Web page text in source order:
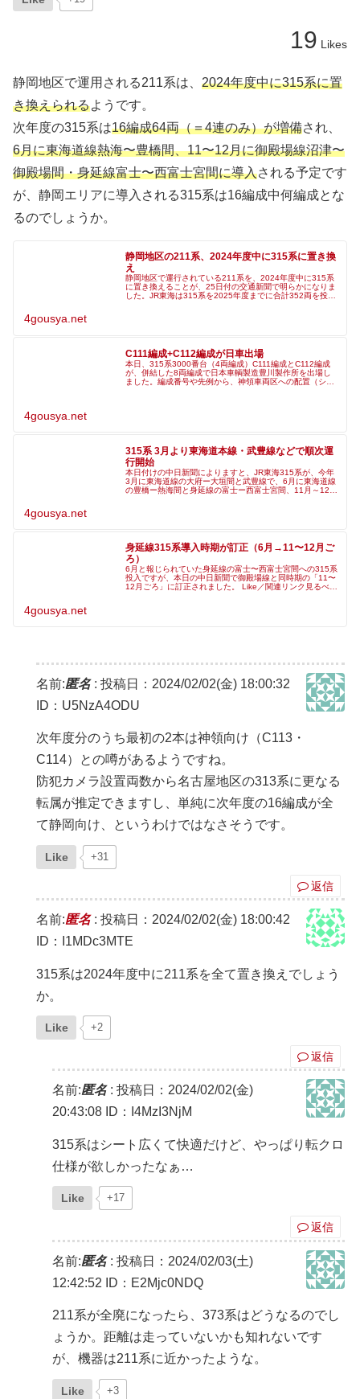
19 Likes
静岡地区で運用される211系は、 2024年度中に315系に置
き換えられるようです。
次年度の315系は16編成64両（＝4連のみ）が増備され、
6月に東海道線熱海〜豊橋間、11〜12月に御殿場線沼津〜
御殿場間・身延線富士〜西富士宮間に導入される予定です
が、静岡エリアに導入される315系は16編成中何編成とな
るのでしょうか。
静岡地区の211系、2024年度中に315系に置き換
え
静岡地区で運行されている211系を、2024年度中に315系
に置き換えることが、25日付の交通新聞で明らかになりま
した。JR東海は315系を2025年度までに合計352両を投入
4gousya.net
C111編成+C112編成が日車出場
本日、315系3000番台（4両編成）C111編成とC112編成
が、併結した8両編成で日本車輌製造豊川製作所を出場し
ました。編成番号や先例から、神領車両区への配置（シン
4gousya.net
315系 3月より東海道本線・武豊線などで順次運
行開始
本日付けの中日新聞によりますと、JR東海315系が、今年
3月に東海道線の大府ー大垣間と武豊線で、6月に東海道線
の豊橋ー熱海間と身延線の富士ー西富士宮間、11月～12月
4gousya.net
身延線315系導入時期が訂正（6月→11〜12月ご
ろ）
6月と報じられていた身延線の富士〜西富士宮間への315系
投入ですが、本日の中日新聞で御殿場線と同時期の「11〜
12月ごろ」に訂正されました。 Like／関連リンク見るべき
4gousya.net
名前:匿名: 投稿日：2024/02/02(金) 18:00:32
ID：U5NzA4ODU
次年度分のうち最初の2本は神領向け（C113・
C114）との噂があるようですね。
防犯カメラ設置両数から名古屋地区の313系に更なる
転属が推定できますし、単純に次年度の16編成が全
て静岡向け、というわけではなさそうです。
Like +31
返信
名前:匿名: 投稿日：2024/02/02(金) 18:00:42
ID：I1MDc3MTE
315系は2024年度中に211系を全て置き換えでしょう
か。
Like +2
返信
名前:匿名: 投稿日：2024/02/02(金)
20:43:08 ID：I4MzI3NjM
315系はシート広くて快適だけど、やっぱり転クロ
仕様が欲しかったなぁ…
Like +17
返信
名前:匿名: 投稿日：2024/02/03(土)
12:42:52
ID：E2Mjc0NDQ
211系が全廃になったら、373系はどうなるのでし
ょうか。距離は走っていないかも知れないです
が、機器は211系に近かったような。
Like +3